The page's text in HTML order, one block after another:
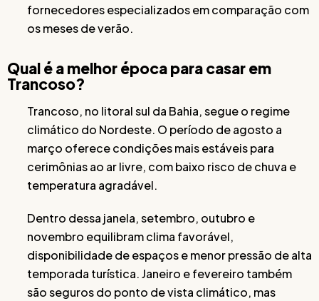
fornecedores especializados em comparação com
os meses de verão.
Qual é a melhor época para casar em
Trancoso?
Trancoso, no litoral sul da Bahia, segue o regime
climático do Nordeste. O período de agosto a
março oferece condições mais estáveis para
cerimônias ao ar livre, com baixo risco de chuva e
temperatura agradável.
Dentro dessa janela, setembro, outubro e
novembro equilibram clima favorável,
disponibilidade de espaços e menor pressão de alta
temporada turística. Janeiro e fevereiro também
são seguros do ponto de vista climático, mas